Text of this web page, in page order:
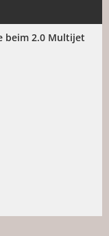
beim 2.0 Multijet